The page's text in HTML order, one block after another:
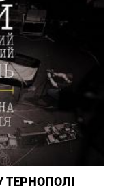
ТЕРНОПОЛІ